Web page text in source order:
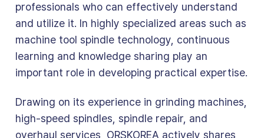
professionals who can effectively understand
and utilize it. In highly specialized areas such as
machine tool spindle technology, continuous
learning and knowledge sharing play an
important role in developing practical expertise.
Drawing on its experience in grinding machines,
high-speed spindles, spindle repair, and
overhaul services, ORSKOREA actively shares